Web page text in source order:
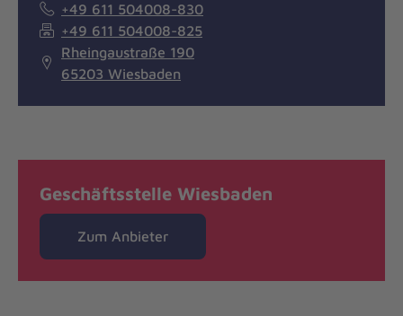
+49 611 504008-830
+49 611 504008-825
Rheingaustraße 190
65203 Wiesbaden
Geschäftsstelle Wiesbaden
Zum Anbieter